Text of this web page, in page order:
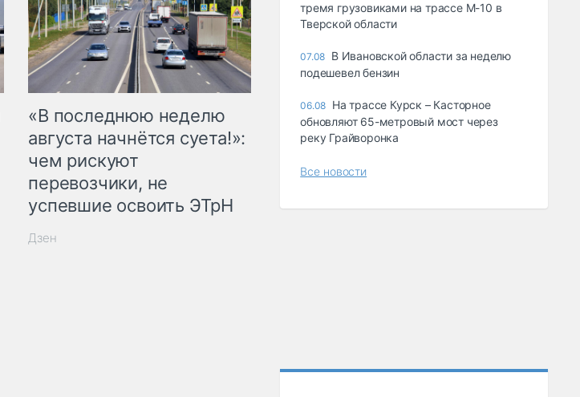
«В последнюю неделю
августа начнётся суета!»:
чем рискуют
перевозчики, не
успевшие освоить ЭТрН
Дзен
тремя грузовиками на трассе М-10 в
Тверской области
07.08 В Ивановской области за неделю
подешевел бензин
06.08 На трассе Курск – Касторное
обновляют 65-метровый мост через
реку Грайворонка
Все новости